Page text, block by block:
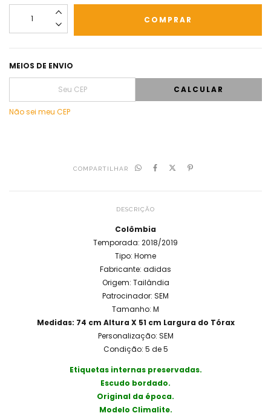
MEIOS DE ENVIO
CALCULAR
Não sei meu CEP
COMPARTILHAR
DESCRIÇÃO
Colômbia
Temporada: 2018/2019
Tipo: Home
Fabricante: adidas
Origem: Tailândia
Patrocinador: SEM
Tamanho: M
Medidas: 74 cm Altura X 51 cm Largura do Tórax
Personalização: SEM
Condição: 5 de 5
Etiquetas internas preservadas.
Escudo bordado.
Original da época.
Modelo Climalite.